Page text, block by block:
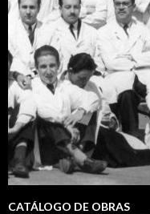
CATÁLOGO DE OBRAS